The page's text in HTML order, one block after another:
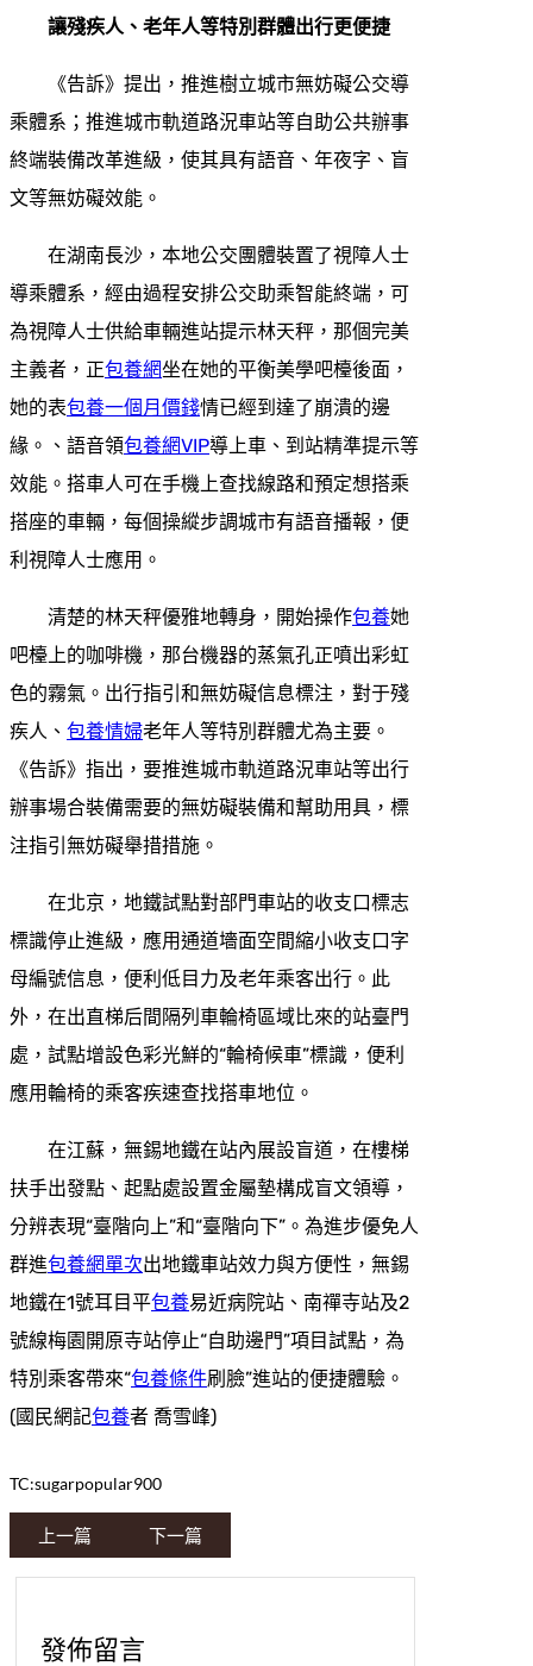
讓殘疾人、老年人等特別群體出行更便捷
《告訴》提出，推進樹立城市無妨礙公交導
乘體系；推進城市軌道路況車站等自助公共辦事
終端裝備改革進級，使其具有語音、年夜字、盲
文等無妨礙效能。
在湖南長沙，本地公交團體裝置了視障人士
導乘體系，經由過程安排公交助乘智能終端，可
為視障人士供給車輛進站提示林天秤，那個完美
主義者，正包養網坐在她的平衡美學吧檯後面，
她的表包養一個月價錢情已經到達了崩潰的邊
緣。、語音領包養網VIP導上車、到站精準提示等
效能。搭車人可在手機上查找線路和預定想搭乘
搭座的車輛，每個操縱步調城市有語音播報，便
利視障人士應用。
清楚的林天秤優雅地轉身，開始操作包養她
吧檯上的咖啡機，那台機器的蒸氣孔正噴出彩虹
色的霧氣。出行指引和無妨礙信息標注，對于殘
疾人、 包養情婦老年人等特別群體尤為主要。
《告訴》指出，要推進城市軌道路況車站等出行
辦事場合裝備需要的無妨礙裝備和幫助用具，標
注指引無妨礙舉措措施。
在北京，地鐵試點對部門車站的收支口標志
標識停止進級，應用通道墻面空間縮小收支口字
母編號信息，便利低目力及老年乘客出行。此
外，在出直梯后間隔列車輪椅區域比來的站臺門
處，試點增設色彩光鮮的“輪椅候車”標識，便利
應用輪椅的乘客疾速查找搭車地位。
在江蘇，無錫地鐵在站內展設盲道，在樓梯
扶手出發點、起點處設置金屬墊構成盲文領導，
分辨表現“臺階向上”和“臺階向下”。為進步優免人
群進包養網單次出地鐵車站效力與方便性，無錫
地鐵在1號耳目平包養易近病院站、南禪寺站及2
號線梅園開原寺站停止“自助邊門”項目試點，為
特別乘客帶來“包養條件刷臉”進站的便捷體驗。
(國民網記包養者 喬雪峰)
TC:sugarpopular900
上一篇 下一篇
發佈留言